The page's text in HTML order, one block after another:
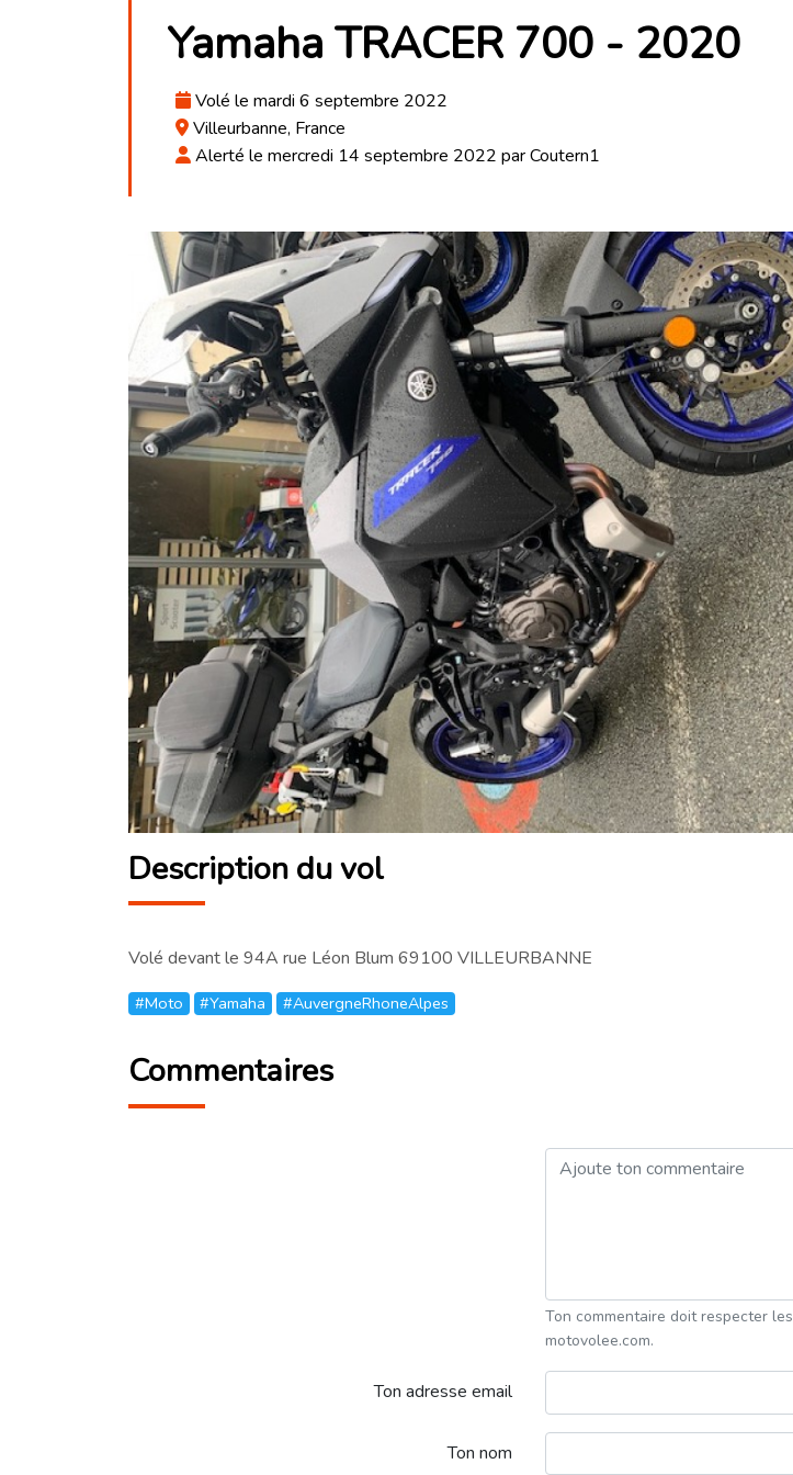
Yamaha TRACER 700 - 2020
Volé le mardi 6 septembre 2022
Villeurbanne, France
Alerté le mercredi 14 septembre 2022 par Coutern1
Description du vol
Volé devant le 94A rue Léon Blum 69100 VILLEURBANNE
#Moto #Yamaha #AuvergneRhoneAlpes
Commentaires
Ton commentaire doit respecter les
motovolee.com.
Ton adresse email
Ton nom